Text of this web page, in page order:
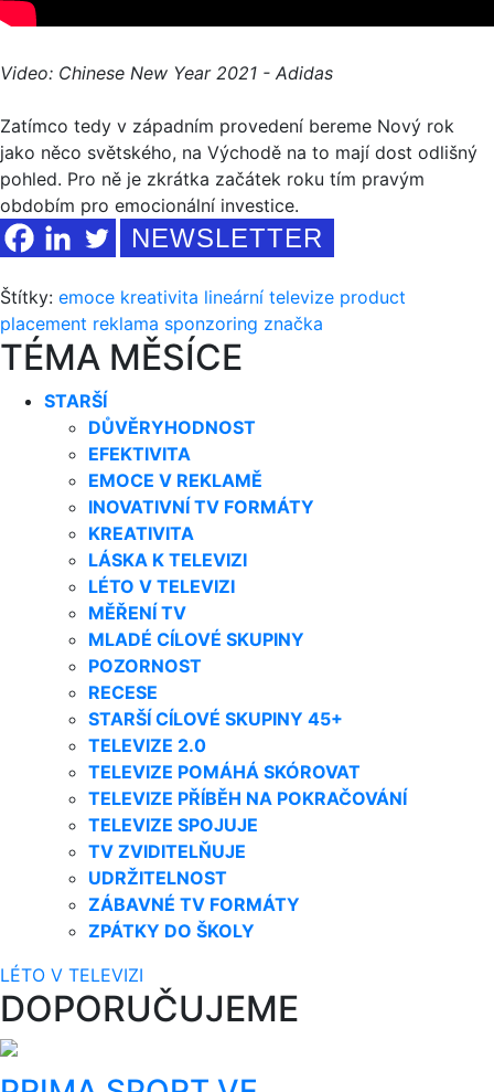
Video: Chinese New Year 2021 - Adidas
Zatímco tedy v západním provedení bereme Nový rok
jako něco světského, na Východě na to mají dost odlišný
pohled. Pro ně je zkrátka začátek roku tím pravým
obdobím pro emocionální investice.
NEWSLETTER
Štítky: emoce kreativita lineární televize product
placement reklama sponzoring značka
TÉMA MĚSÍCE
STARŠÍ
DŮVĚRYHODNOST
EFEKTIVITA
EMOCE V REKLAMĚ
INOVATIVNÍ TV FORMÁTY
KREATIVITA
LÁSKA K TELEVIZI
LÉTO V TELEVIZI
MĚŘENÍ TV
MLADÉ CÍLOVÉ SKUPINY
POZORNOST
RECESE
STARŠÍ CÍLOVÉ SKUPINY 45+
TELEVIZE 2.0
TELEVIZE POMÁHÁ SKÓROVAT
TELEVIZE PŘÍBĚH NA POKRAČOVÁNÍ
TELEVIZE SPOJUJE
TV ZVIDITELŇUJE
UDRŽITELNOST
ZÁBAVNÉ TV FORMÁTY
ZPÁTKY DO ŠKOLY
LÉTO V TELEVIZI
DOPORUČUJEME